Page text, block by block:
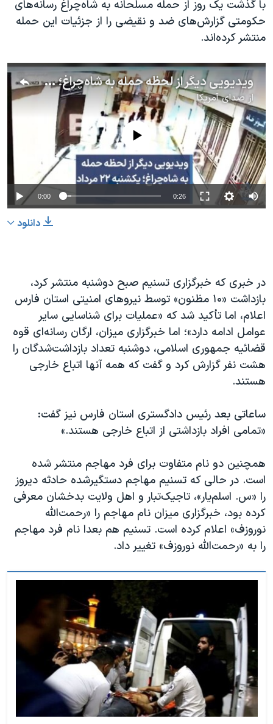
با گذشت یک روز از حمله مسلحانه به شاه‌چراغ رسانه‌های
حکومتی گزارش‌های ضد و نقیضی را از جزئیات این حمله
منتشر کرده‌اند.
ویدیویی دیگر از لحظه حمله به شاه‌چراغ؛ یکشنبه ۲۲ مرداد
ازصدای آمریکا
No media source currently available
0:00 0:26
دانلود
در خبری که خبرگزاری تسنیم صبح دوشنبه منتشر کرد،
بازداشت «۱۰ مظنون» توسط نیروهای امنیتی استان فارس
اعلام، اما تأکید شد که «عملیات برای شناسایی سایر
عوامل ادامه دارد»؛ اما خبرگزاری میزان، ارگان رسانه‌ای قوه
قضائیه جمهوری اسلامی، دوشنبه تعداد بازداشت‌شدگان را
هشت نفر گزارش کرد و گفت که همه آنها اتباع خارجی
هستند.
ساعاتی بعد رئیس دادگستری استان فارس نیز گفت:
«تمامی افراد بازداشتی از اتباع خارجی هستند.»
همچنین دو نام متفاوت برای فرد مهاجم منتشر شده
است. در حالی که تسنیم مهاجم دستگیرشده حادثه دیروز
را «س. اسلم‌یار»، تاجیک‌تبار و اهل ولایت بدخشان معرفی
کرده بود، خبرگزاری میزان نام مهاجم را «رحمت‌الله
نوروزف» اعلام کرده است. تسنیم هم بعدا نام فرد مهاجم
را به «رحمت‌الله نوروزف» تغییر داد.